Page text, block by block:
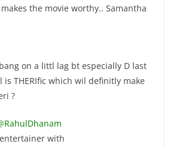
the movie worthy.. Samantha
on a littl lag bt especially D last
THERIfic which wil definitly make
?
KD (THERI) ‏@RahulDhanam
with